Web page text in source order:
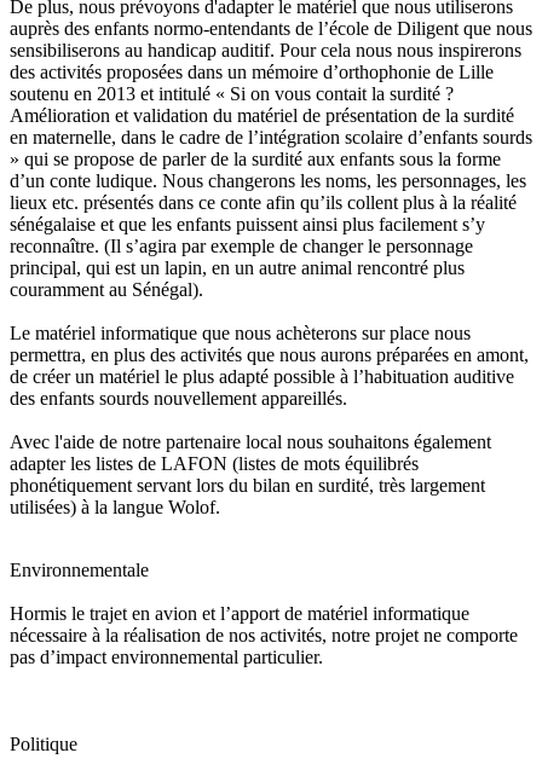
De plus, nous prévoyons d'adapter le matériel que nous utiliserons
auprès des enfants normo-entendants de l’école de Diligent que nous
sensibiliserons au handicap auditif. Pour cela nous nous inspirerons
des activités proposées dans un mémoire d’orthophonie de Lille
soutenu en 2013 et intitulé « Si on vous contait la surdité ?
Amélioration et validation du matériel de présentation de la surdité
en maternelle, dans le cadre de l’intégration scolaire d’enfants sourds
» qui se propose de parler de la surdité aux enfants sous la forme
d’un conte ludique. Nous changerons les noms, les personnages, les
lieux etc. présentés dans ce conte afin qu’ils collent plus à la réalité
sénégalaise et que les enfants puissent ainsi plus facilement s’y
reconnaître. (Il s’agira par exemple de changer le personnage
principal, qui est un lapin, en un autre animal rencontré plus
couramment au Sénégal).
Le matériel informatique que nous achèterons sur place nous
permettra, en plus des activités que nous aurons préparées en amont,
de créer un matériel le plus adapté possible à l’habituation auditive
des enfants sourds nouvellement appareillés.
Avec l'aide de notre partenaire local nous souhaitons également
adapter les listes de LAFON (listes de mots équilibrés
phonétiquement servant lors du bilan en surdité, très largement
utilisées) à la langue Wolof.
Environnementale
Hormis le trajet en avion et l’apport de matériel informatique
nécessaire à la réalisation de nos activités, notre projet ne comporte
pas d’impact environnemental particulier.
Politique